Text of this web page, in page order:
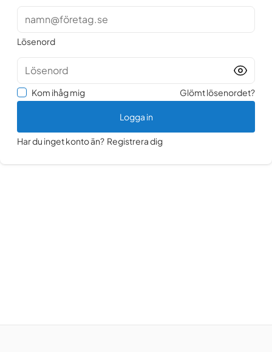
namn@företag.se
Lösenord
Lösenord
Kom ihåg mig Glömt lösenordet?
Logga in
Har du inget konto än? Registrera dig